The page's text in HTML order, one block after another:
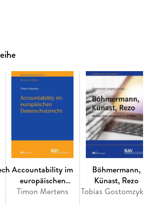
über die wichtigsten EU-
dazugehörigen nationalen
die sich - direkt oder indirekt -
Daten und Informationen befassen:
Gesundheitswesen oder im KRITIS-
Anwendungsbereiche eint sie
den Schutz sensibler, digital
gespeicherter Informationen.
Accountability im
europäischen
Datenschutzrecht
Timon Mertens
Böhmermann,
Künast, Rezo